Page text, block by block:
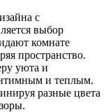
с
выбор
комнате
пространство.
уюта и
и теплым.
разные цвета